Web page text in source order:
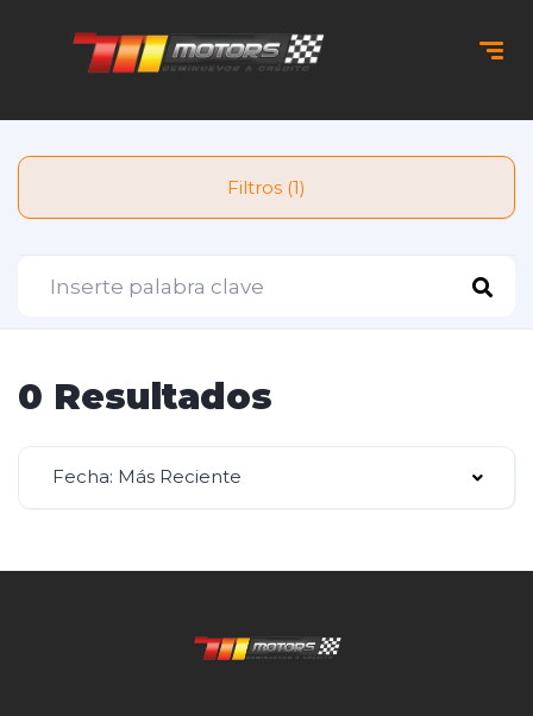
Filtros (1)
0 Resultados
Fecha: Más Reciente